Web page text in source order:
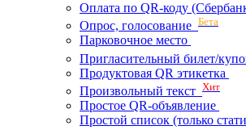
Оплата по QR-коду
Опрос, голосование Бета
Парковочное место
Пригласительный билет/
Продуктовая QR этикетка
Произвольный текст Хит
Простое QR-объявление
Простой список (только